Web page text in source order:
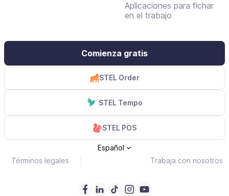
Aplicaciones para fichar
en el trabajo
Comienza gratis
STEL Order
STEL Tempo
STEL POS
Términos legales Trabaja con nosotros
Español